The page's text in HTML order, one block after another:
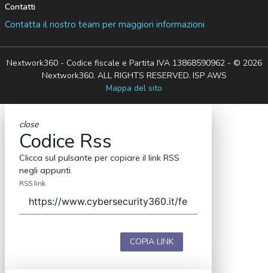
Contatti
Contatta il nostro team per maggiori informazioni
Nextwork360 - Codice fiscale e Partita IVA 13868590962 - © 2026
Nextwork360. ALL RIGHTS RESERVED. ISP AWS
Mappa del sito
close
Codice Rss
Clicca sul pulsante per copiare il link RSS
negli appunti.
RSS link
COPIA LINK